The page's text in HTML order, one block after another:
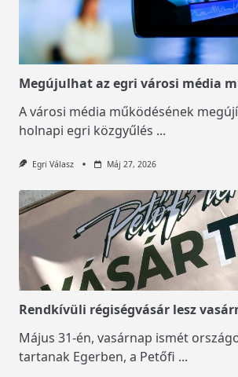
Megújulhat az egri városi média
A városi média működésének
holnapi egri közgyűlés ...
Egri Válasz Máj 27, 2026
Rendkívüli régiségvásár lesz
Május 31-én, vasárnap ismét
tartanak Egerben, a Petőfi ...